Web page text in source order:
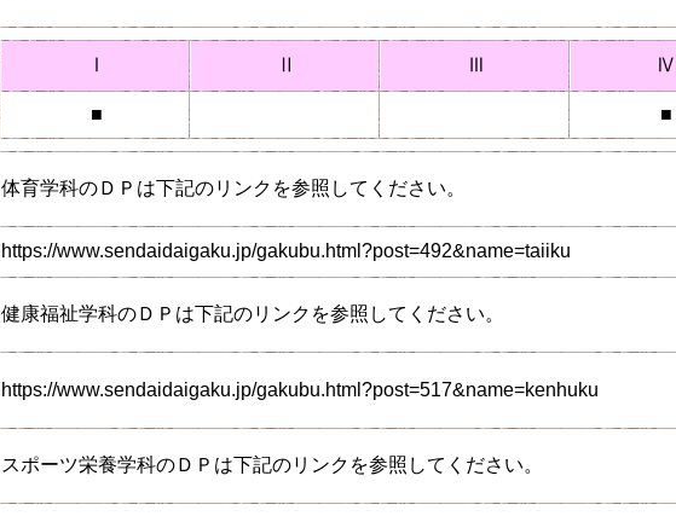
Ⅰ Ⅱ Ⅲ Ⅳ
■ ■
体育学科のＤＰは下記のリンクを参照してください。
https://www.sendaidaigaku.jp/gakubu.html?post=492&name=taiiku
健康福祉学科のＤＰは下記のリンクを参照してください。
https://www.sendaidaigaku.jp/gakubu.html?post=517&name=kenhuku
スポーツ栄養学科のＤＰは下記のリンクを参照してください。